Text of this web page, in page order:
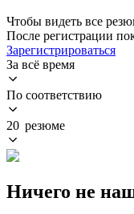
Чтобы видеть все
После регистрации
Зарегистрироваться
За всё время
По соответствию
20 резюме
Ничего не